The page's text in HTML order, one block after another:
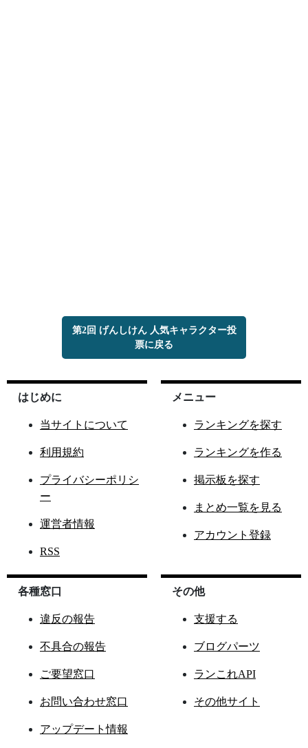
第2回 げんしけん 人気キャラクター投
票に戻る
はじめに
当サイトについて
利用規約
プライバシーポリシ
ー
運営者情報
RSS
メニュー
ランキングを探す
ランキングを作る
掲示板を探す
まとめ一覧を見る
アカウント登録
各種窓口
違反の報告
不具合の報告
ご要望窓口
お問い合わせ窓口
アップデート情報
その他
支援する
ブログパーツ
ランこれAPI
その他サイト